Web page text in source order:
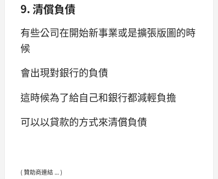
9. 清償負債
有些公司在開始新事業或是擴張版圖的時
候
會出現對銀行的負債
這時候為了給自己和銀行都減輕負擔
可以以貸款的方式來清償負債
( 贊助商連結 ... )